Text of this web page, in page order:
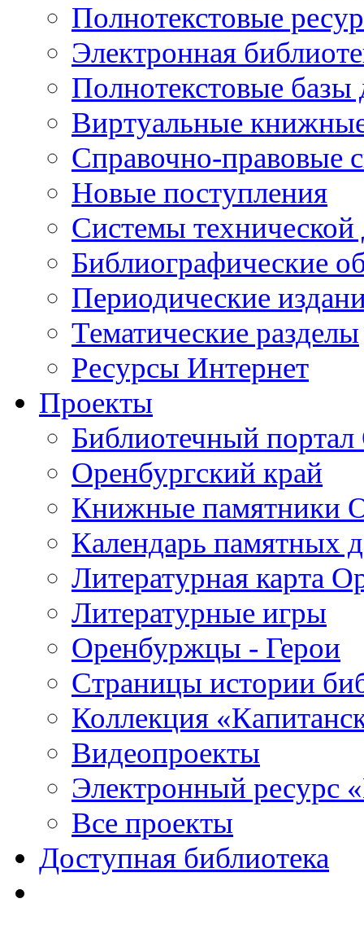
Полнотекстовые
Электронная
Полнотекстовые
Виртуальные
Справочно-правовые
Новые поступления
Cистемы
Библиографические
Периодические
Тематические разделы
Ресурсы Интернет
Проекты
Библиотечный портал
Оренбургский край
Книжные памятники
Календарь памятных
Литературная карта
Литературные игры
Оренбуржцы - Герои
Страницы истории
Коллекция
Видеопроекты
Электронный ресурс
Все проекты
Доступная библиотека